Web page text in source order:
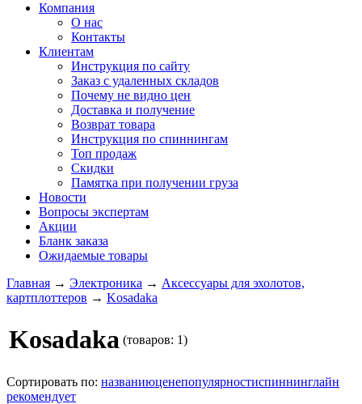
Компания
О нас
Контакты
Клиентам
Инструкция по сайту
Заказ с удаленных складов
Почему не видно цен
Доставка и получение
Возврат товара
Инструкция по спиннингам
Топ продаж
Скидки
Памятка при получении груза
Новости
Вопросы экспертам
Акции
Бланк заказа
Ожидаемые товары
Главная → Электроника → Аксессуары для эхолотов,
картплоттеров → Kosadaka
Kosadaka (товаров: 1)
Сортировать по: названиюценепопулярностиспиннинглайн
рекомендует